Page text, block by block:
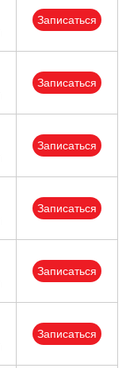
Записаться
Записаться
Записаться
Записаться
Записаться
Записаться